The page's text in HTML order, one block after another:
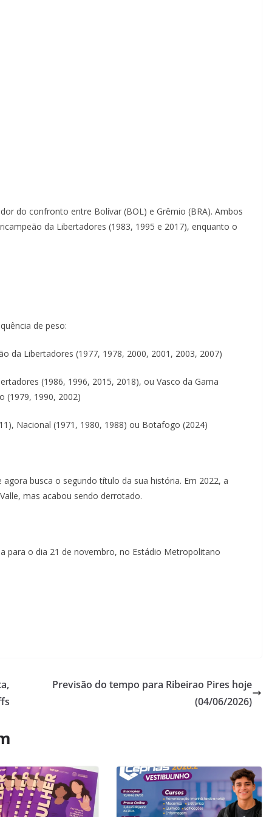
do confronto entre Bolívar (BOL) e Grêmio (BRA). Ambos
da Libertadores (1983, 1995 e 2017), enquanto o
de peso:
da Libertadores (1977, 1978, 2000, 2001, 2003, 2007)
(1986, 1996, 2015, 2018), ou Vasco da Gama
(1979, 1990, 2002)
Nacional (1971, 1980, 1988) ou Botafogo (2024)
busca o segundo título da sua história. Em 2022, a
mas acabou sendo derrotado.
para o dia 21 de novembro, no Estádio Metropolitano
Previsão do tempo para Ribeirao Pires hoje
(04/06/2026)